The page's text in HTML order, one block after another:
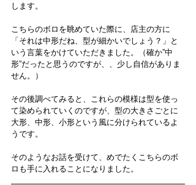
します。
こちらのボロを眺めていた際に、店主の方に
「それは中形だね、型が細かいでしょう？」と
いう言葉をかけていただきました。（確か”中
形”だったと思うのですが、、少し自信がありま
せん。）
その後調べてみると、これらの模様は型を使っ
て染められていくのですが、型の大きさごとに
大形、中形、小形という風に分けられているよ
うです。
そのようなお話を受けて、めでたくこちらのボ
ロも手に入れることになりました。